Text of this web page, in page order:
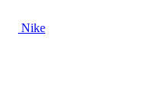
Nike